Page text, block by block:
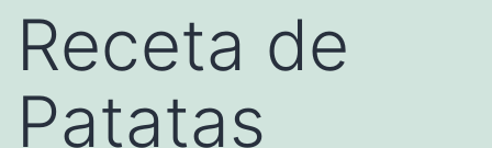
Receta de
Patatas